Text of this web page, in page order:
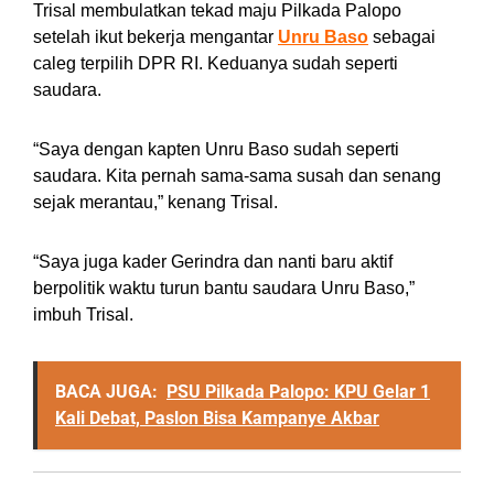
Trisal membulatkan tekad maju Pilkada Palopo
setelah ikut bekerja mengantar Unru Baso sebagai
caleg terpilih DPR RI. Keduanya sudah seperti
saudara.
“Saya dengan kapten Unru Baso sudah seperti
saudara. Kita pernah sama-sama susah dan senang
sejak merantau,” kenang Trisal.
“Saya juga kader Gerindra dan nanti baru aktif
berpolitik waktu turun bantu saudara Unru Baso,”
imbuh Trisal.
BACA JUGA:
PSU Pilkada Palopo: KPU Gelar 1
Kali Debat, Paslon Bisa Kampanye Akbar